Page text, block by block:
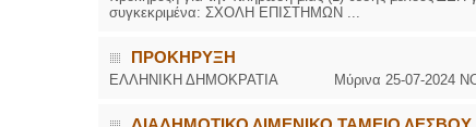
συγκεκριμένα: ΣΧΟΛΗ ΕΠΙΣΤΗΜΩΝ ...
ΠΡΟΚΗΡΥΞΗ
ΕΛΛΗΝΙΚΗ ΔΗΜΟΚΡΑΤΙΑ Μύρινα 25-07-